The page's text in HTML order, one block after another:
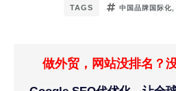
TAGS 中国品牌国际化
做外贸，网站没排名？